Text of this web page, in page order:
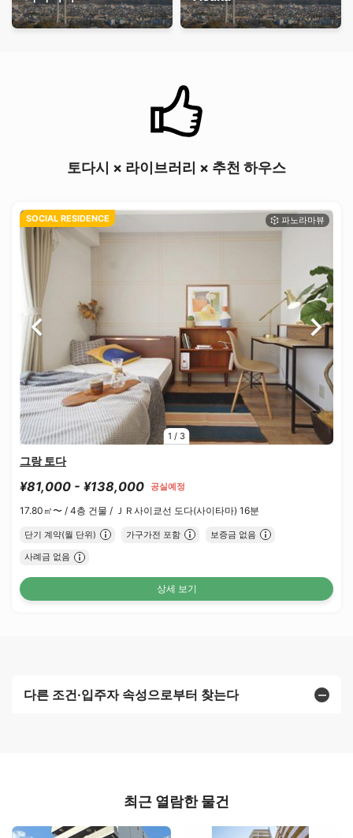
토다시 × 라이브러리 × 추천 하우스
1 / 3
SOCIAL RESIDENCE
그랑 토다
¥81,000 - ¥138,000 공실예정
17.80㎡〜 / 4층 건물 / ＪＲ사이쿄선 도다(사이타마) 16분
단기 계약(월 단위) 가구가전 포함 보증금 없음
사례금 없음
상세 보기
다른 조건·입주자 속성으로부터 찾는다
최근 열람한 물건